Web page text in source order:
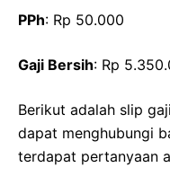
PPh: Rp 50.000
Gaji Bersih: Rp
Berikut adalah slip
dapat menghubungi
terdapat pertanyaan